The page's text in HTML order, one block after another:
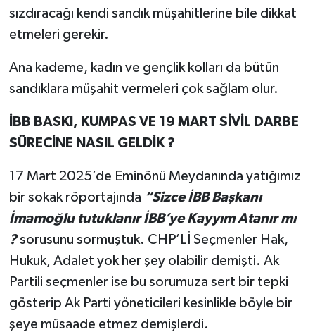
sızdıracağı kendi sandık müşahitlerine bile dikkat
etmeleri gerekir.
Ana kademe, kadın ve gençlik kolları da bütün
sandıklara müşahit vermeleri çok sağlam olur.
İBB BASKI, KUMPAS VE 19 MART SİVİL DARBE
SÜRECİNE NASIL GELDİK ?
17 Mart 2025’de Eminönü Meydanında yatığımız
bir sokak röportajında “Sizce İBB Başkanı
İmamoğlu tutuklanır İBB’ye Kayyım Atanır mı
?sorusunu sormuştuk. CHP’Lİ Seçmenler Hak,
Hukuk, Adalet yok her şey olabilir demişti. Ak
Partili seçmenler ise bu sorumuza sert bir tepki
gösterip Ak Parti yöneticileri kesinlikle böyle bir
şeye müsaade etmez demişlerdi.